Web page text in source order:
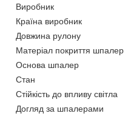
Виробник
Країна виробник
Довжина рулону
Матеріал покриття шпалер
Основа шпалер
Стан
Стійкість до впливу світла
Догляд за шпалерами